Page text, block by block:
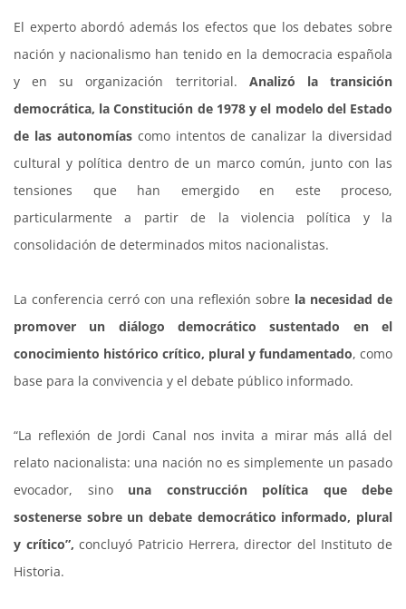
El experto abordó además los efectos que los debates sobre
nación y nacionalismo han tenido en la democracia española
y en su organización territorial. Analizó la transición
democrática, la Constitución de 1978 y el modelo del Estado
de las autonomíascomo intentos de canalizar la diversidad
cultural y política dentro de un marco común, junto con las
tensiones que han emergido en este proceso,
particularmente a partir de la violencia política y la
consolidación de determinados mitos nacionalistas.
La conferencia cerró con una reflexión sobre la necesidad de
promover un diálogo democrático sustentado en el
conocimiento histórico crítico, plural y fundamentado, como
base para la convivencia y el debate público informado.
“La reflexión de Jordi Canal nos invita a mirar más allá del
relato nacionalista: una nación no es simplemente un pasado
evocador, sino una construcción política que debe
sostenerse sobre un debate democrático informado, plural
y crítico”,concluyó Patricio Herrera, director del Instituto de
Historia.